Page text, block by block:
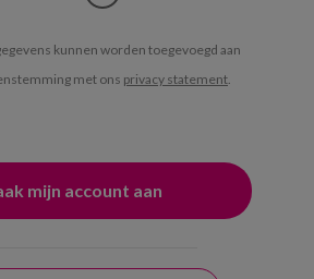
kunnen worden toegevoegd aan
met ons privacy statement.